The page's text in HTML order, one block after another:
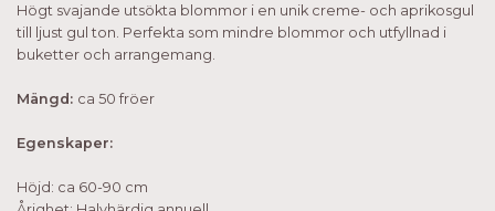
Högt svajande utsökta blommor i en unik creme- och aprikosgul
till ljust gul ton. Perfekta som mindre blommor och utfyllnad i
buketter och arrangemang.
Mängd: ca 50 fröer
Egenskaper:
Höjd: ca 60-90 cm